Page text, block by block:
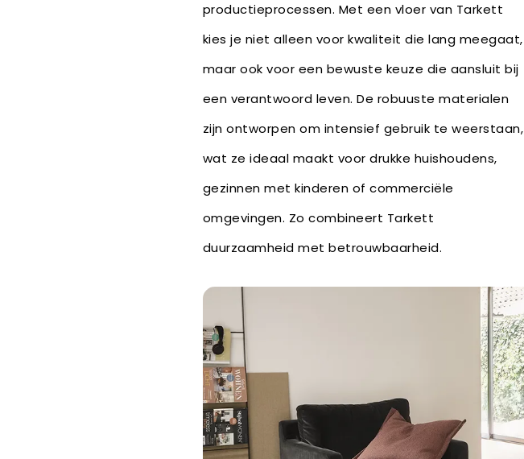
productieprocessen. Met een vloer van Tarkett
kies je niet alleen voor kwaliteit die lang meegaat,
maar ook voor een bewuste keuze die aansluit bij
een verantwoord leven. De robuuste materialen
zijn ontworpen om intensief gebruik te weerstaan,
wat ze ideaal maakt voor drukke huishoudens,
gezinnen met kinderen of commerciële
omgevingen. Zo combineert Tarkett
duurzaamheid met betrouwbaarheid.